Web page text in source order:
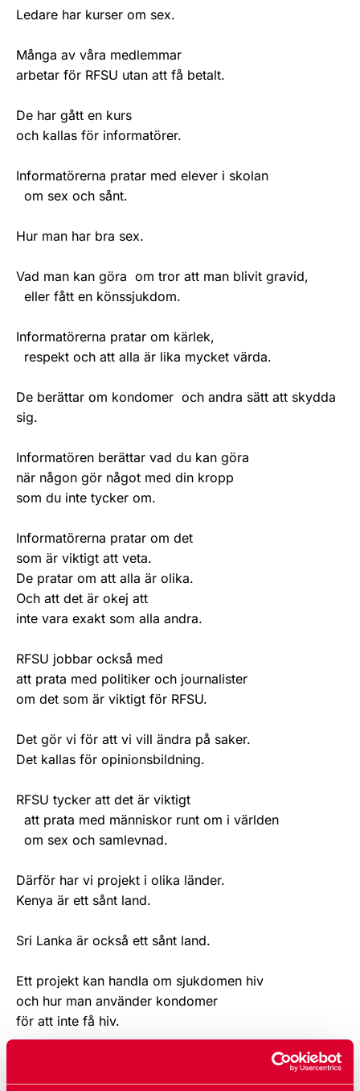
Ledare har kurser om sex.
Många av våra medlemmar
arbetar för RFSU utan att få betalt.
De har gått en kurs
och kallas för informatörer.
Informatörerna pratar med elever i skolan
om sex och sånt.
Hur man har bra sex.
Vad man kan göra om tror att man blivit gravid,
eller fått en könssjukdom.
Informatörerna pratar om kärlek,
respekt och att alla är lika mycket värda.
De berättar om kondomer och andra sätt att skydda
sig.
Informatören berättar vad du kan göra
när någon gör något med din kropp
som du inte tycker om.
Informatörerna pratar om det
som är viktigt att veta.
De pratar om att alla är olika.
Och att det är okej att
inte vara exakt som alla andra.
RFSU jobbar också med
att prata med politiker och journalister
om det som är viktigt för RFSU.
Det gör vi för att vi vill ändra på saker.
Det kallas för opinionsbildning.
RFSU tycker att det är viktigt
att prata med människor runt om i världen
om sex och samlevnad.
Därför har vi projekt i olika länder.
Kenya är ett sånt land.
Sri Lanka är också ett sånt land.
Ett projekt kan handla om sjukdomen hiv
och hur man använder kondomer
för att inte få hiv.
att alla har samma värde,